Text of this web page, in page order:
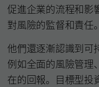
促進企業的流程和影
對風險的監督和責任。
他們還逐漸認識到可
例如全面的風險管理
在的回報。目標型投